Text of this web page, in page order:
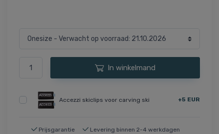
In winkelmand
Accezzi skiclips voor carving ski +5 EUR
Prijsgarantie
Levering binnen 2-4 werkdagen